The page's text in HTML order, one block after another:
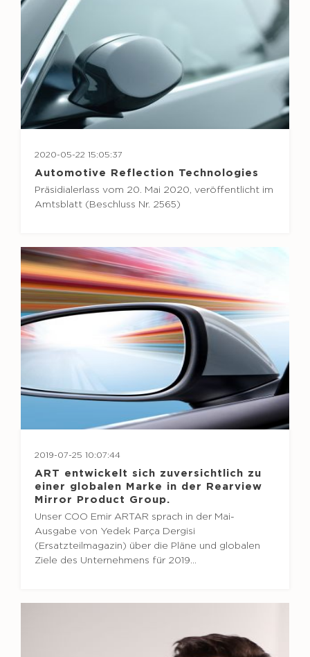
2020-05-22 15:05:37
Automotive Reflection Technologies
Präsidialerlass vom 20. Mai 2020, veröffentlicht im
Amtsblatt (Beschluss Nr. 2565)
2019-07-25 10:07:44
ART entwickelt sich zuversichtlich zu
einer globalen Marke in der Rearview
Mirror Product Group.
Unser COO Emir ARTAR sprach in der Mai-
Ausgabe von Yedek Parça Dergisi
(Ersatzteilmagazin) über die Pläne und globalen
Ziele des Unternehmens für 2019…